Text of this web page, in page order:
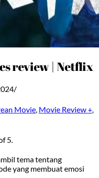
review | Netflix
Movie, Movie Review +,
5.
tema tentang
yang membuat emosi